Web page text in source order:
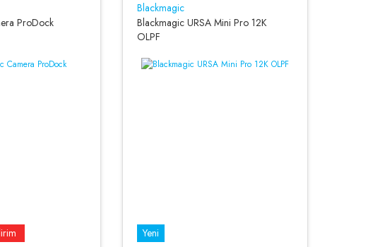
ProDock
Blackmagic
Blackmagic URSA Mini Pro 12K
OLPF
Yeni